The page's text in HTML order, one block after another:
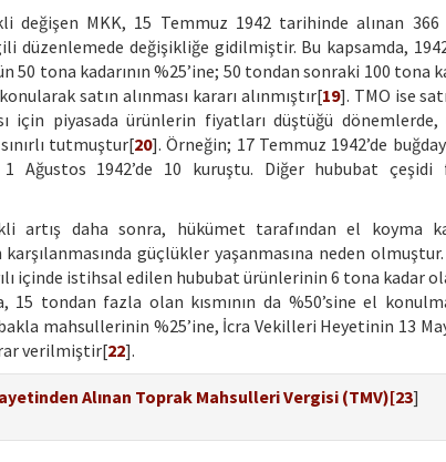
değişen MKK, 15 Temmuz 1942 tarihinde alınan
düzenlemede değişikliğe gidilmiştir. Bu kapsamda,
50 tona kadarının %25’ine; 50 tondan sonraki 100 tona
satın alınması kararı alınmıştır[19]. TMO ise
için piyasada ürünlerin fiyatları düştüğü
tutmuştur[20]. Örneğin; 17 Temmuz 1942’de
1 Ağustos 1942’de 10 kuruştu. Diğer hububat
artış daha sonra, hükümet tarafından el koyma
güçlükler yaşanmasına neden olmuştur.
içinde istihsal edilen hububat ürünlerinin 6 tona kadar
15 tondan fazla olan kısmının da %50’sine el
mahsullerinin %25’ine, İcra Vekilleri Heyetinin 13
verilmiştir[22].
Alınan Toprak Mahsulleri Vergisi (TMV)[23]